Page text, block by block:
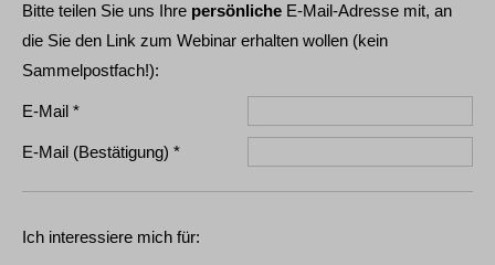
Bitte teilen Sie uns Ihre persönliche E-Mail-Adresse mit, an
die Sie den Link zum Webinar erhalten wollen (kein
Sammelpostfach!):
E-Mail
E-Mail (Bestätigung)
Ich interessiere mich für: